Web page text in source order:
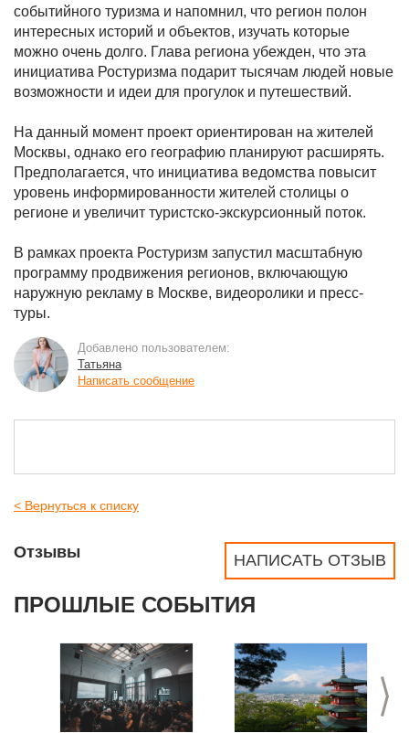
событийного туризма и напомнил, что регион полон
интересных историй и объектов, изучать которые
можно очень долго. Глава региона убежден, что эта
инициатива Ростуризма подарит тысячам людей новые
возможности и идеи для прогулок и путешествий.
На данный момент проект ориентирован на жителей
Москвы, однако его географию планируют расширять.
Предполагается, что инициатива ведомства повысит
уровень информированности жителей столицы о
регионе и увеличит туристско-экскурсионный поток.
В рамках проекта Ростуризм запустил масштабную
программу продвижения регионов, включающую
наружную рекламу в Москве, видеоролики и пресс-
туры.
Добавлено пользователем:
Татьяна
Написать сообщение
< Вернуться к списку
НАПИСАТЬ ОТЗЫВ
Отзывы
ПРОШЛЫЕ СОБЫТИЯ
>